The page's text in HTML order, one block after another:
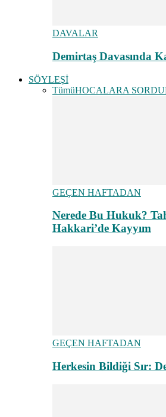
DAVALAR
Demirtaş Davasında
SÖYLEŞİ
TümüHOCALARA
GEÇEN HAFTADAN
Nerede Bu Hukuk?
Hakkari’de Kayyım
GEÇEN HAFTADAN
Herkesin Bildiği Sır: